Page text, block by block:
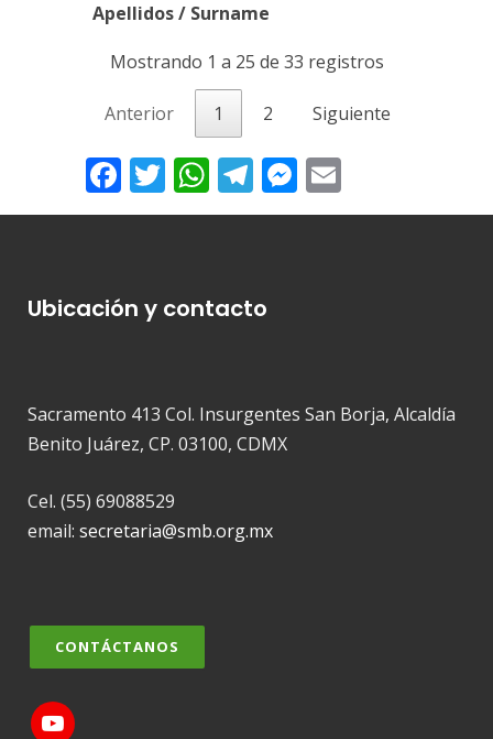
Apellidos / Surname
Mostrando 1 a 25 de 33 registros
Anterior 1 2 Siguiente
Facebook
Twitter
WhatsApp
Telegram
Messenger
Ubicación y contacto
Sacramento 413 Col. Insurgentes San Borja, Alcaldía
Benito Juárez, CP. 03100, CDMX
Cel. (55) 69088529
email: secretaria@smb.org.mx
CONTÁCTANOS